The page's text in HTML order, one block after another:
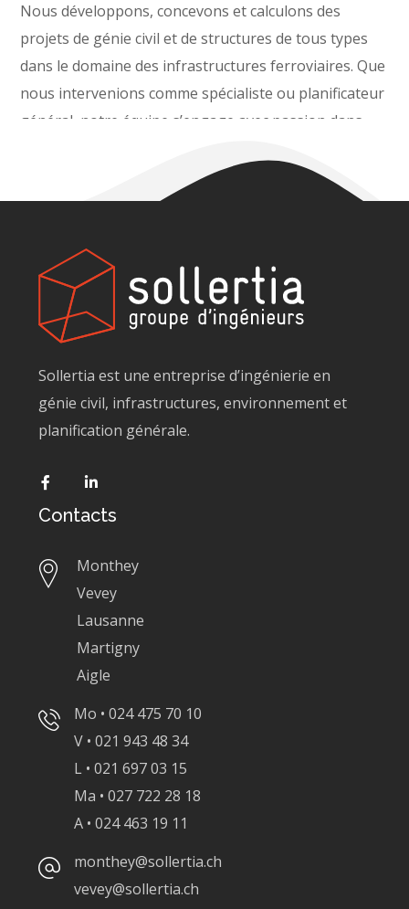
Nous développons, concevons et calculons des
projets de génie civil et de structures de tous types
dans le domaine des infrastructures ferroviaires. Que
nous intervenions comme spécialiste ou planificateur
général, notre équipe s’engage avec passion dans
Sollertia est une entreprise d’ingénierie en
génie civil, infrastructures, environnement et
planification générale.
Contacts
Monthey
Vevey
Lausanne
Martigny
Aigle
Mo • 024 475 70 10
V • 021 943 48 34
L • 021 697 03 15
Ma • 027 722 28 18
A • 024 463 19 11
monthey@sollertia.ch
vevey@sollertia.ch